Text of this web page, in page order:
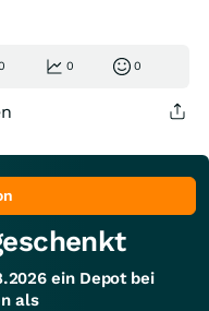
0 0
ein Depot bei
als